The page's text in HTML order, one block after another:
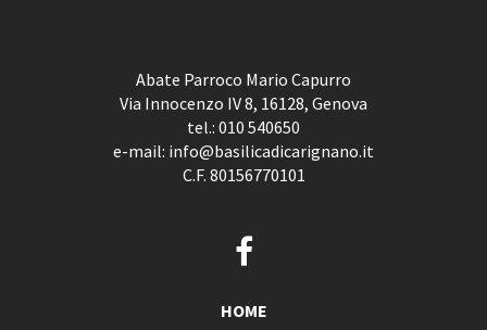
Abate Parroco Mario Capurro
Via Innocenzo IV 8, 16128, Genova
tel.: 010 540650
e-mail: info@basilicadicarignano.it
C.F. 80156770101
HOME